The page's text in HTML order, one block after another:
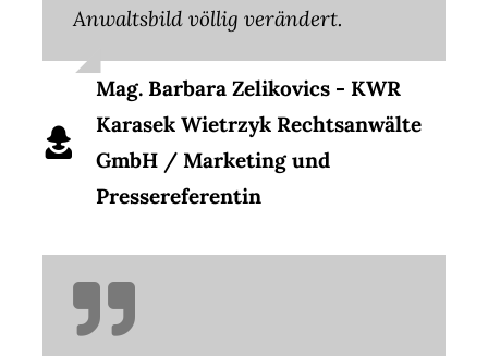
Anwaltsbild völlig verändert.
Mag. Barbara Zelikovics - KWR
Karasek Wietrzyk Rechtsanwälte
GmbH / Marketing und
Pressereferentin